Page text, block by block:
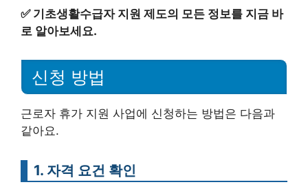
✅ 기초생활수급자 지원 제도의 모든 정보를 지금 바
로 알아보세요.
신청 방법
근로자 휴가 지원 사업에 신청하는 방법은 다음과
같아요.
1. 자격 요건 확인